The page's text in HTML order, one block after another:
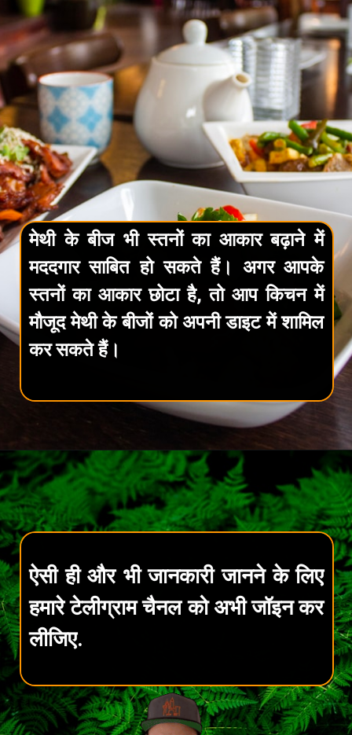
मेथी के बीज भी स्तनों का आकार बढ़ाने में
मददगार साबित हो सकते हैं। अगर आपके
स्तनों का आकार छोटा है, तो आप किचन में
मौजूद मेथी के बीजों को अपनी डाइट में शामिल
कर सकते हैं।
ऐसी ही और भी जानकारी जानने के लिए
हमारे टेलीग्राम चैनल को अभी जॉइन कर
लीजिए.